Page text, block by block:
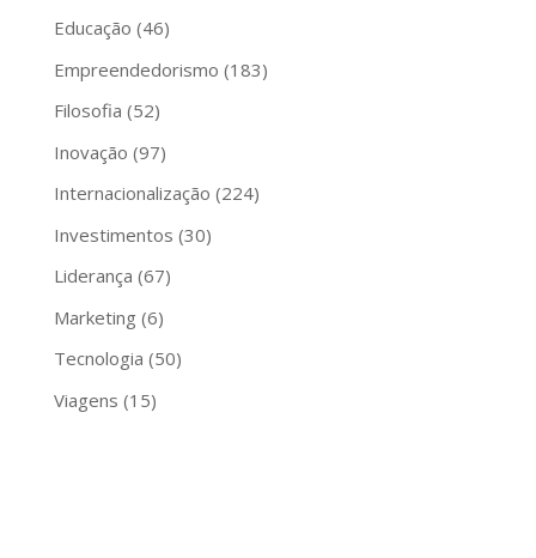
Educação (46)
Empreendedorismo (183)
Filosofia (52)
Inovação (97)
Internacionalização (224)
Investimentos (30)
Liderança (67)
Marketing (6)
Tecnologia (50)
Viagens (15)